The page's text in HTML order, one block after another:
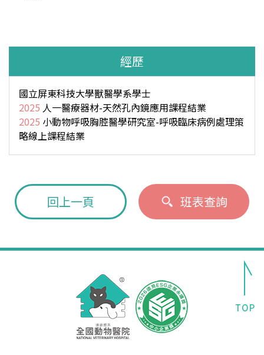
經歷
國立屏東科技大學獸醫學系學士
2025 人一醫療器材-天然孔內鏡應用課程結業
2025 小動物呼吸胸腔醫學研究室-呼吸臨床病例處理策
略線上課程結業
回上一頁 班表查詢